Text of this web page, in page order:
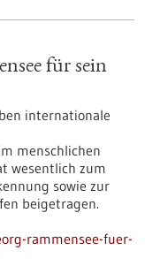
für sein
internationale
menschlichen
wesentlich zum
sowie zur
beigetragen.
rammensee-fuer-